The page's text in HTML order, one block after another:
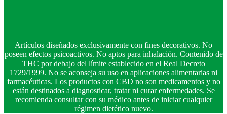
Artículos diseñados exclusivamente con fines decorativos. No
poseen efectos psicoactivos. No aptos para inhalación. Contenido de
THC por debajo del límite establecido en el Real Decreto
1729/1999. No se aconseja su uso en aplicaciones alimentarias ni
farmacéuticas. Los productos con CBD no son medicamentos y no
están destinados a diagnosticar, tratar ni curar enfermedades. Se
recomienda consultar con su médico antes de iniciar cualquier
régimen dietético nuevo.